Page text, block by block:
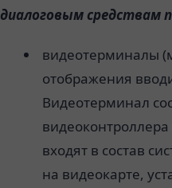
диалоговым средствам
видеотерминалы
отображения
Видеотерминал
входят в состав
на видеокарте,